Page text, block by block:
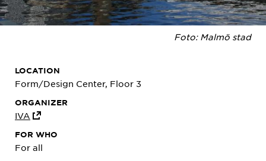
Foto: Malmö stad
LOCATION
Form/Design Center, Floor 3
ORGANIZER
IVA
FOR WHO
For all